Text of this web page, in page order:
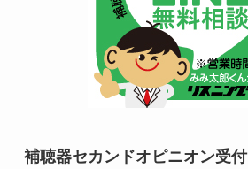
補聴器セカンドオピニオン受